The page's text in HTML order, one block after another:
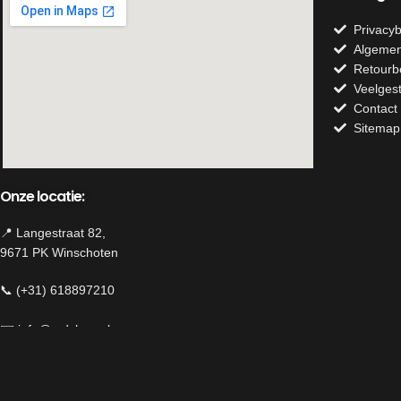
Onze locatie:
📍 Langestraat 82,
9671 PK Winschoten
📞 (+31) 618897210
✉️ info@mdshop.nl
Contact
Sitemap